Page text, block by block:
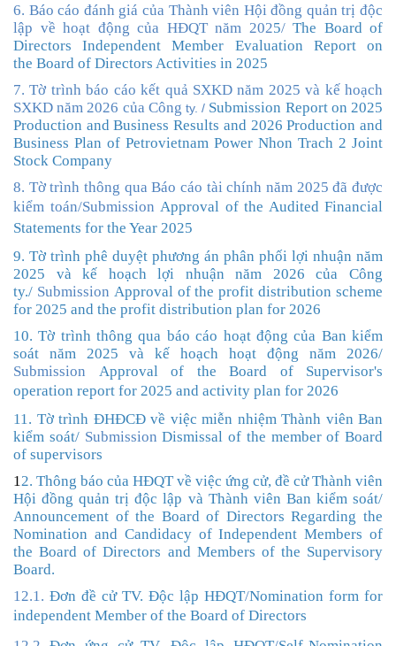
6. Báo cáo đánh giá của Thành viên Hội đồng quản trị độc
lập về hoạt động của HĐQT năm 2025/ The Board of
Directors Independent Member Evaluation Reporton
the Board of Directors Activities in 2025
7. Tờ trình báo cáo kết quả SXKD năm 2025 và kế hoạch
SXKD năm 2026 của Công ty. / Submission Reporton 2025
Production and Business Results and 2026 Production and
Business Plan of Petrovietnam Power Nhon Trach 2 Joint
Stock Company
8. Tờ trình thông qua Báo cáo tài chính năm 2025 đã được
kiểm toán/Submission Approval of the Audited Financial
Statements for the Year 2025
9. Tờ trình phê duyệt phương án phân phối lợi nhuận năm
2025 và kế hoạch lợi nhuận năm 2026 của Công
ty./ Submission Approval of the profit distribution scheme
for 2025 and the profit distribution plan for 2026
10. Tờ trình thông qua báo cáo hoạt động của Ban kiểm
soát năm 2025 và kế hoạch hoạt động năm 2026/
Submission
Approval of the Board of Supervisor's
operation report for 2025 and activity plan for 2026
11. Tờ trình ĐHĐCĐ về việc miễn nhiệm Thành viên Ban
kiểm soát/ Submission Dismissal of the member of Board
of supervisors
12. Thông báo của HĐQT về việc ứng cử, đề cử Thành viên
Hội đồng quản trị độc lập và Thành viên Ban kiểm soát/
Announcement of the Board of Directors Regarding the
Nomination and Candidacy of Independent Members of
the Board of Directors and Members of the Supervisory
Board.
12.1. Đơn đề cử TV. Độc lập HĐQT/Nomination form for
independent Member of the Board of Directors